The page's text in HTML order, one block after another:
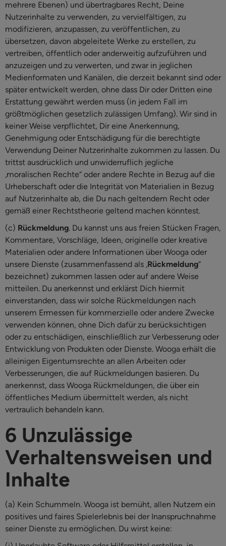
mehrere Ebenen) und übertragbares Recht, Deine
Nutzerinhalte zu verwenden, zu vervielfältigen, zu
modifizieren, anzupassen, zu veröffentlichen, zu
übersetzen, davon abgeleitete Werke zu erstellen, zu
vertreiben, öffentlich oder anderweitig aufzuführen und
anzuzeigen und zu verwerten, und zwar in jeglichen
Medienformaten und Kanälen, die derzeit bekannt sind oder
später entwickelt werden, ohne dass Dir oder Dritten eine
Erstattung gewährt werden muss (in jedem Fall im
größtmöglichen gesetzlich zulässigen Umfang). Wir sind in
keiner Weise verpflichtet, Dir eine Anerkennung,
Genehmigung oder Entschädigung für die berechtigte
Verwendung Deiner Nutzerinhalte zukommen zu lassen. Du
trittst ausdrücklich und unwiderruflich jegliche
„moralischen Rechte“ oder andere Rechte in Bezug auf die
Urheberschaft oder die Integrität von Materialien in Bezug
auf Nutzerinhalte ab, die Du nach geltendem Recht oder
gemäß einer Rechtstheorie geltend machen könntest.
(c) Rückmeldung. Du kannst uns aus freien Stücken Fragen,
Kommentare, Vorschläge, Ideen, originelle oder kreative
Materialien oder andere Informationen über Wooga oder
unsere Dienste (zusammenfassend als „Rückmeldung“
bezeichnet) zukommen lassen oder auf andere Weise
mitteilen. Du anerkennst und erklärst Dich hiermit
einverstanden, dass wir solche Rückmeldungen nach
unserem Ermessen für kommerzielle oder andere Zwecke
verwenden können, ohne Dich dafür zu berücksichtigen
oder zu entschädigen, einschließlich zur Verbesserung oder
Entwicklung von Produkten oder Dienste. Wooga erhält die
alleinigen Eigentumsrechte an allen Arbeiten oder
Verbesserungen, die auf Rückmeldungen basieren. Du
anerkennst, dass Wooga Rückmeldungen, die über ein
öffentliches Medium übermittelt werden, als nicht
vertraulich behandeln kann.
6 Unzulässige
Verhaltensweisen und
Inhalte
(a) Kein Schummeln. Wooga ist bemüht, allen Nutzern ein
positives und faires Spielerlebnis bei der Inanspruchnahme
seiner Dienste zu ermöglichen. Du wirst keine: